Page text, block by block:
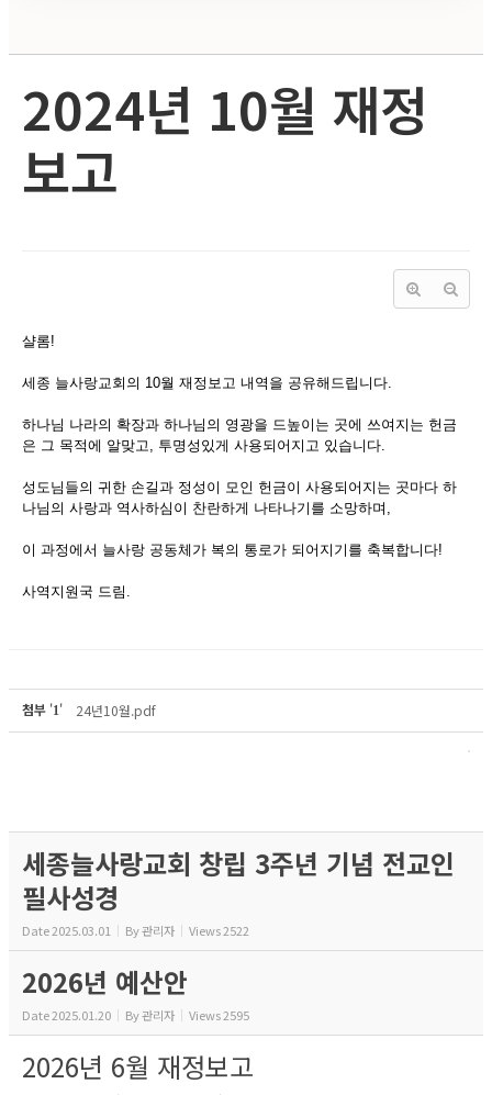
2024년 10월 재정
보고
샬롬!
세종 늘사랑교회의 10월 재정보고 내역을 공유해드립니다.
하나님 나라의 확장과 하나님의 영광을 드높이는 곳에 쓰여지는 헌금
은 그 목적에 알맞고, 투명성있게 사용되어지고 있습니다.
성도님들의 귀한 손길과 정성이 모인 헌금이 사용되어지는 곳마다 하
나님의 사랑과 역사하심이 찬란하게 나타나기를 소망하며,
이 과정에서 늘사랑 공동체가 복의 통로가 되어지기를 축복합니다!
사역지원국 드림.
첨부 '1' 24년10월.pdf
세종늘사랑교회 창립 3주년 기념 전교인
필사성경
Date2025.03.01 By관리자 Views2522
2026년 예산안
Date2025.01.20 By관리자 Views2595
2026년 6월 재정보고